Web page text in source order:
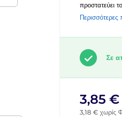
προστατεύει
Περισσότερες
Σε
3,85 €
3,18 € χωρίς